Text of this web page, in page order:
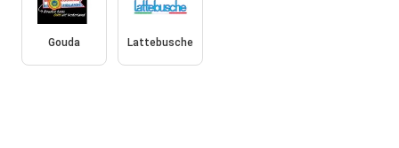
Gouda Lattebusche